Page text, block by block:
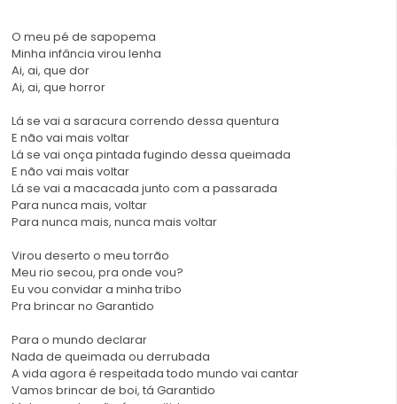
O meu pé de sapopema
Minha infância virou lenha
Ai, ai, que dor
Ai, ai, que horror
Lá se vai a saracura correndo dessa quentura
E não vai mais voltar
Lá se vai onça pintada fugindo dessa queimada
E não vai mais voltar
Lá se vai a macacada junto com a passarada
Para nunca mais, voltar
Para nunca mais, nunca mais voltar
Virou deserto o meu torrão
Meu rio secou, pra onde vou?
Eu vou convidar a minha tribo
Pra brincar no Garantido
Para o mundo declarar
Nada de queimada ou derrubada
A vida agora é respeitada todo mundo vai cantar
Vamos brincar de boi, tá Garantido